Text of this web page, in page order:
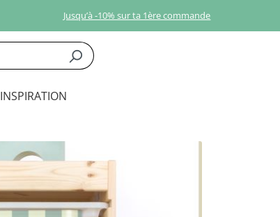
Jusqu’à -10% sur ta 1ère commande
INSPIRATION